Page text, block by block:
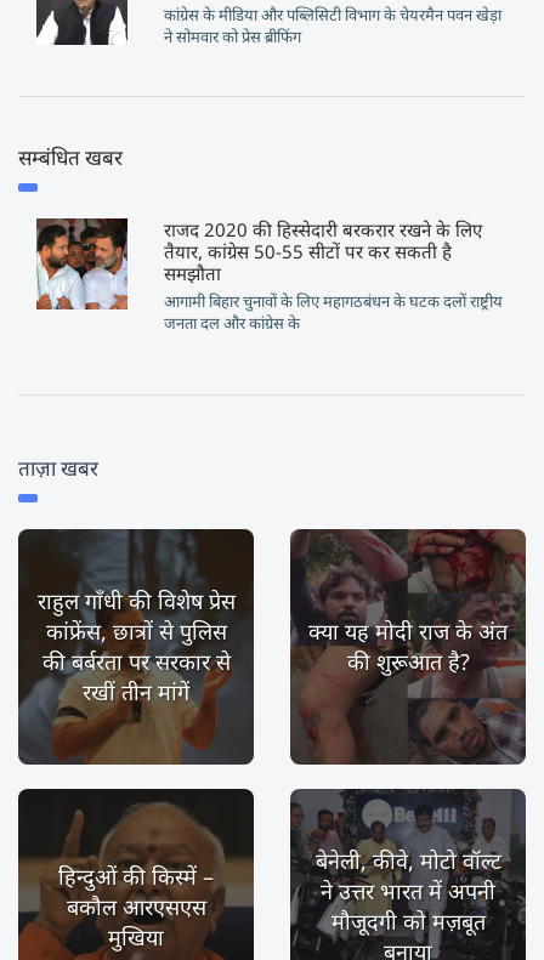
कांग्रेस के मीडिया और पब्लिसिटी विभाग के चेयरमैन पवन खेड़ा
ने सोमवार को प्रेस ब्रीफिंग
सम्बंधित खबर
राजद 2020 की हिस्सेदारी बरकरार रखने के लिए
तैयार, कांग्रेस 50-55 सीटों पर कर सकती है
समझौता
आगामी बिहार चुनावों के लिए महागठबंधन के घटक दलों राष्ट्रीय
जनता दल और कांग्रेस के
ताज़ा खबर
राहुल गाँधी की विशेष प्रेस
कांफ्रेंस, छात्रों से पुलिस
की बर्बरता पर सरकार से
रखीं तीन मांगें
क्या यह मोदी राज के अंत
की शुरूआत है?
हिन्दुओं की किस्में –
बकौल आरएसएस
मुखिया
बेनेली, कीवे, मोटो वॉल्ट
ने उत्तर भारत में अपनी
मौजूदगी को मज़बूत
बनाया